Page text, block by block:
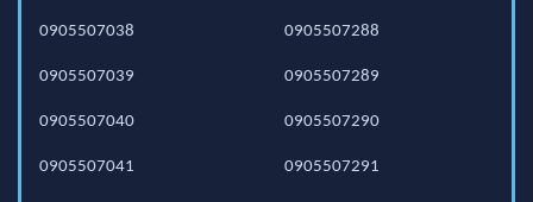
0905507038
0905507039
0905507040
0905507041
0905507288
0905507289
0905507290
0905507291